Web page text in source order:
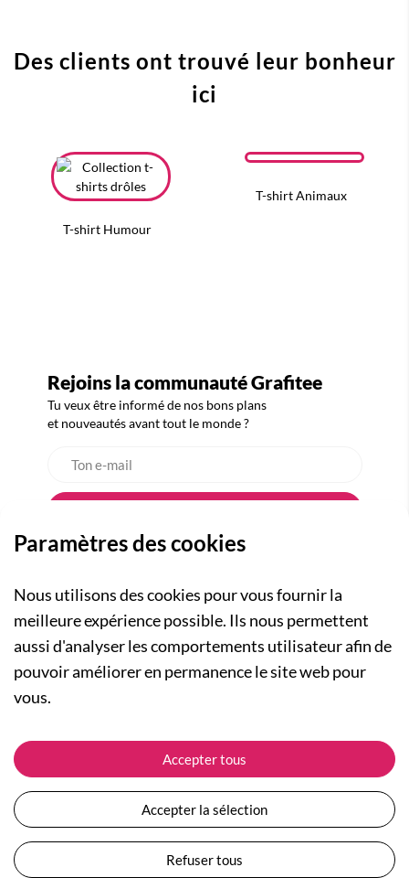
Des clients ont trouvé leur bonheur
ici
T-shirt Humour
T-shirt Animaux
Rejoins la communauté Grafitee
Tu veux être informé de nos bons plans
et nouveautés avant tout le monde ?
A PROPOS
Qui sommes-nous ?
Actualités
Nos engagements
Plan du site
Devenir revendeur
NOS RUBRIQUES
Collection Femme
Collection Enfants
Les Totebags
Nos différents thèmes
ASSISTANCE
Suivre ma commande
Expédition et livraison
Retour et remboursement
Moyens de paiement
Conditions générales de vente
Paramètres des cookies
Nous utilisons des cookies pour vous fournir la
meilleure expérience possible. Ils nous permettent
aussi d'analyser les comportements utilisateur afin de
pouvoir améliorer en permanence le site web pour
vous.
Accepter tous
Accepter la sélection
Refuser tous